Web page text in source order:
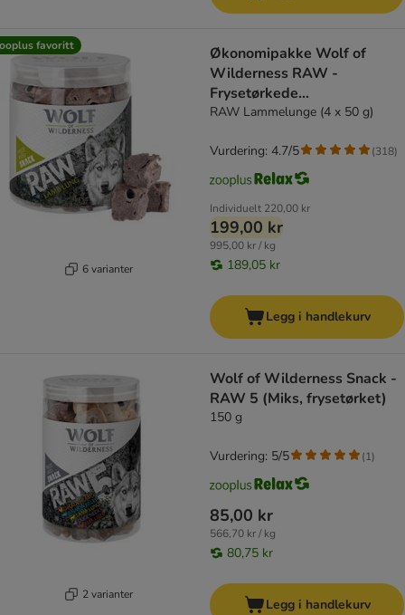
favoritt
6 varianter
Økonomipakke Wolf of
Wilderness RAW -
Frysetørkede
premiumsnacks
RAW Lammelunge (4 x 50 g)
Individuelt 220,00 kr
199,00 kr
995,00 kr / kg
189,05 kr
Vurdering: 4.7/5 (318)
Legg i handlekurv
2 varianter
Wolf of Wilderness Snack -
RAW 5 (Miks, frysetørket)
150 g
85,00 kr
566,70 kr / kg
80,75 kr
Vurdering: 5/5 (1)
Legg i handlekurv